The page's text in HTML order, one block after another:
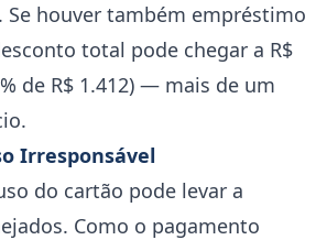
Se houver também empréstimo
total pode chegar a R$
de R$ 1.412) — mais de um
Irresponsável
do cartão pode levar a
Como o pagamento